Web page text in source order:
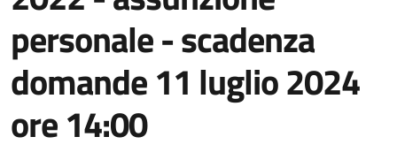
personale - scadenza
domande 11 luglio 2024
ore 14:00